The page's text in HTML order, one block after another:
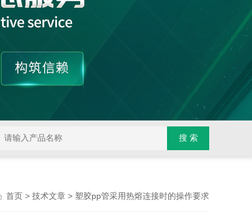
首页 > 技术文章 > 塑胶pp管采用热熔连接时的操作要求